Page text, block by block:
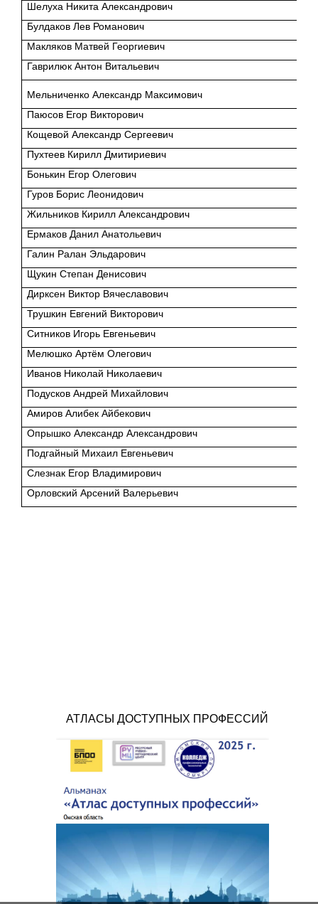
Шелуха Никита Александрович
Булдаков Лев Романович
Макляков Матвей Георгиевич
Гаврилюк Антон Витальевич
Мельниченко Александр Максимович
Паюсов Егор Викторович
Кощевой Александр Сергеевич
Пухтеев Кирилл Дмитириевич
Бонькин Егор Олегович
Гуров Борис Леонидович
Жильников Кирилл Александрович
Ермаков Данил Анатольевич
Галин Ралан Эльдарович
Щукин Степан Денисович
Дирксен Виктор Вячеславович
Трушкин Евгений Викторович
Ситников Игорь Евгеньевич
Мелюшко Артём Олегович
Иванов Николай Николаевич
Подусков Андрей Михайлович
Амиров Алибек Айбекович
Опрышко Александр Александрович
Подгайный Михаил Евгеньевич
Слезнак Егор Владимирович
Орловский Арсений Валерьевич
АТЛАСЫ ДОСТУПНЫХ ПРОФЕССИЙ